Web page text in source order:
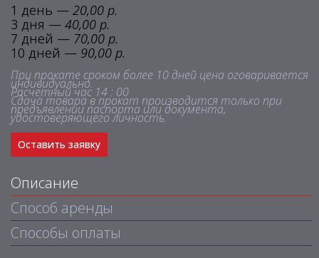
1 день — 20,00 р.
3 дня — 40,00 р.
7 дней — 70,00 р.
10 дней — 90,00 р.
При прокате сроком более 10 дней цена оговаривается
индивидуально.
Расчетный час 14 : 00
Сдача товара в прокат производится только при
предъявлении паспорта или документа,
удостоверяющего личность.
Оставить заявку
Описание
Способ аренды
Способы оплаты